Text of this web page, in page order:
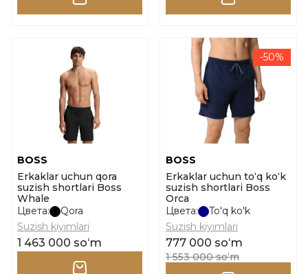
BOSS
Erkaklar uchun qora
suzish shortlari Boss
Whale
Цвета:
Qora
Suzish kiyimlari
1 463 000 soʻm
-50%
BOSS
Erkaklar uchun to‘q ko‘k
suzish shortlari Boss
Orca
Цвета:
To'q ko'k
Suzish kiyimlari
777 000 soʻm
1 553 000 soʻm